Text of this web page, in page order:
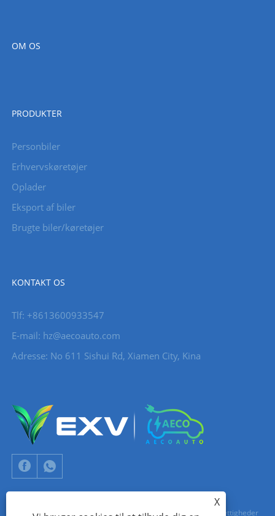
OM OS
PRODUKTER
Personbiler
Erhvervskøretøjer
Oplader
Eksport af biler
Brugte biler/køretøjer
KONTAKT OS
Tlf: +8613600933547
E-mail: hz@aecoauto.com
Adresse: No 611 Sishui Rd, Xiamen City, Kina
Copyright © 2024 Xiamen Aecoauto Technology Co., Ltd. Alle rettigheder
X